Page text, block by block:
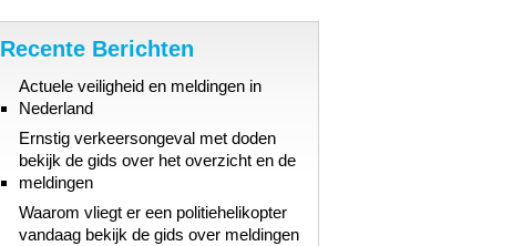
Recente Berichten
Actuele veiligheid en meldingen in
Nederland
Ernstig verkeersongeval met doden
bekijk de gids over het overzicht en de
meldingen
Waarom vliegt er een politiehelikopter
vandaag bekijk de gids over meldingen